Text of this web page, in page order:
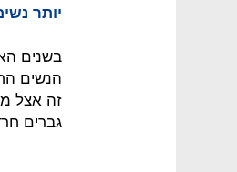
יותר
בשנים
גברים חרדים עומד על